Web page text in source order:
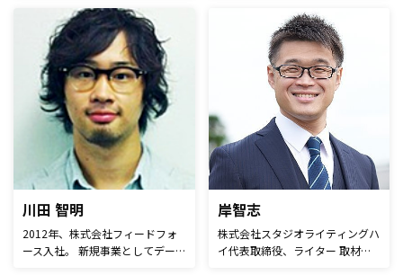
ンツ制作・編集などを行う。 作
り手ではなく使い手から生まれる
コンテンツは読者からの共感を生
み、制作する広告コンテンツの読
者満足度は平均85%以上。 “想像
を掻き立てるストーリー”の演出
を得意とする。
材が集結。 事業者最適の視点
で、豊富なパートナーアライアン
スを駆使したワンストップ通
販/ECソリューション。 ・ダイレ
クトマーケティングならではの、
顧客購買心理に沿ってレスポンス
最大化を叶える、独自理論に基づ
いた広告・販促CRMでのクリエイ
ティブ制作。 ・ダイレクトマー
ケティングに特化した、独自の複
数媒体調達ルートによる、価格優
案。 ・事業インパクト視点での
統率管理で、収益貢献に直結する
コールセンター（インバウンド・
川田 智明
2012年、株式会社フィードフォ
ース入社。 新規事業としてデー
岸智志
株式会社スタジオライティングハ
イ代表取締役、ライター 取材記